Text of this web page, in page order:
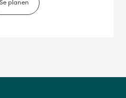
Se planen